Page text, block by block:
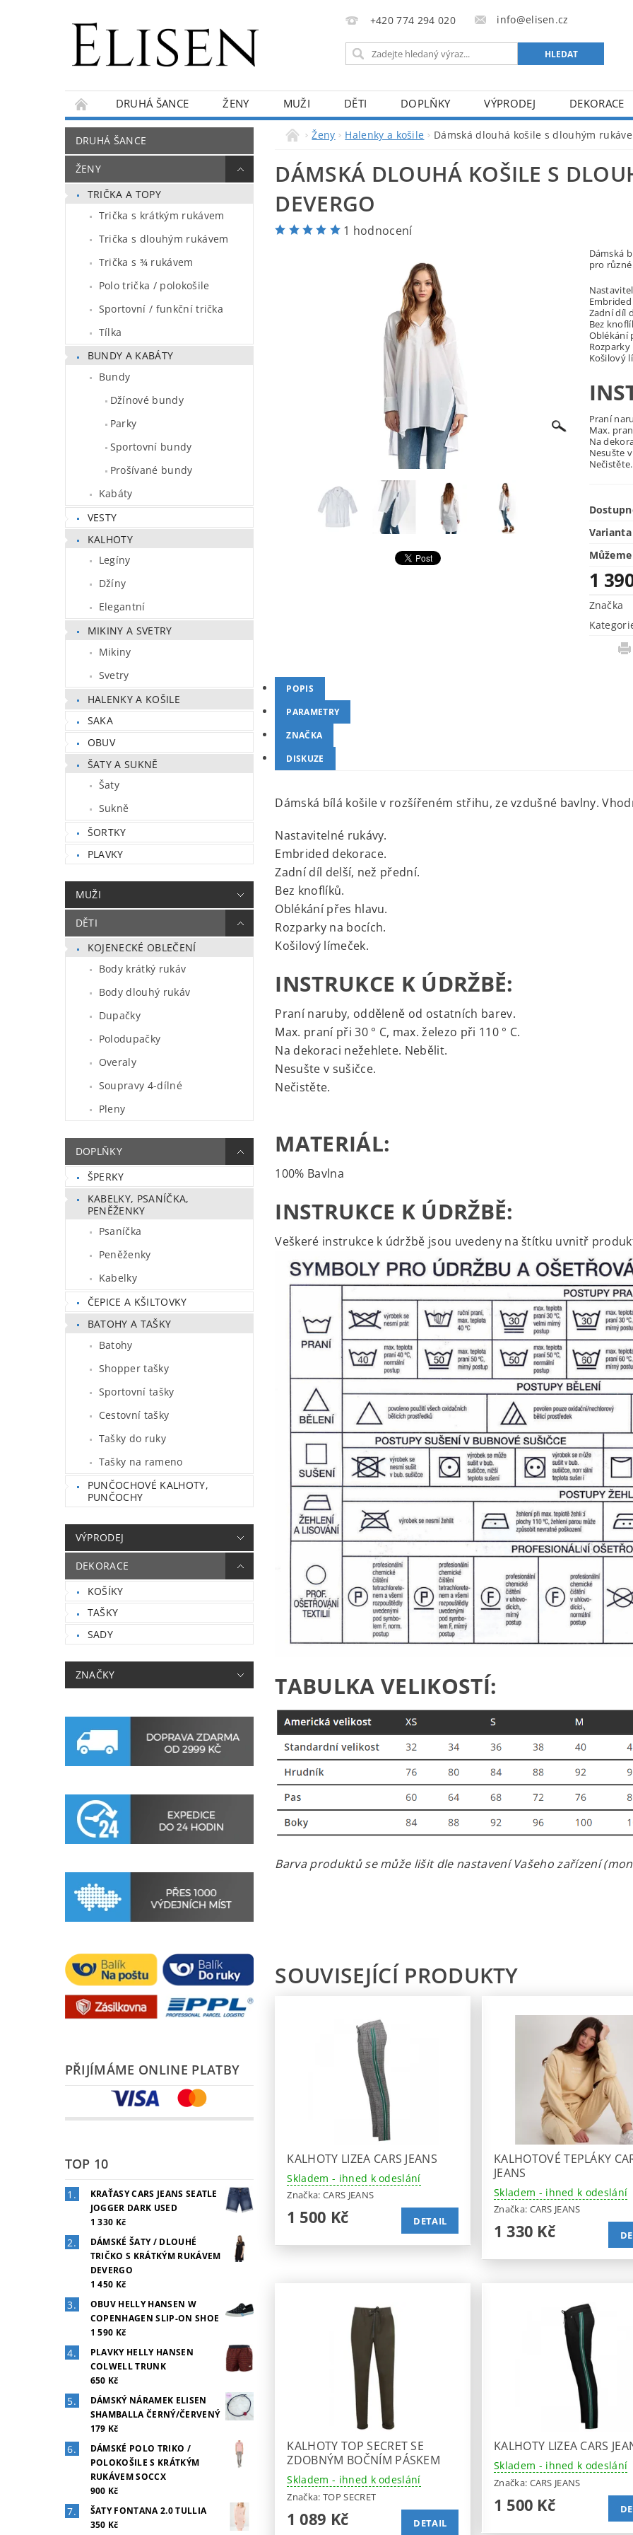
+420 774 294 020 info@elisen.cz
DRUHÁ ŠANCE ŽENY MUŽI DĚTI DOPLŇKY VÝPRODEJ
DEKORACE
KONTAKTY
O NÁS BLOG
DRUHÁ ŠANCE
ŽENY
TRIČKA A TOPY
Trička s krátkým rukávem
Trička s dlouhým rukávem
Trička s ¾ rukávem
Polo trička / polokošile
Sportovní / funkční trička
Tílka
BUNDY A KABÁTY
Bundy
Džínové bundy
Parky
Sportovní bundy
Prošívané bundy
Kabáty
VESTY
KALHOTY
Legíny
Džíny
Elegantní
MIKINY A SVETRY
Mikiny
Svetry
HALENKY A KOŠILE
SAKA
OBUV
ŠATY A SUKNĚ
Šaty
Sukně
ŠORTKY
PLAVKY
MUŽI
DĚTI
KOJENECKÉ OBLEČENÍ
Body krátký rukáv
Body dlouhý rukáv
Dupačky
Polodupačky
Overaly
Soupravy 4-dílné
Pleny
DOPLŇKY
ŠPERKY
KABELKY, PSANÍČKA,
PENĚŽENKY
Psaníčka
Peněženky
Kabelky
ČEPICE A KŠILTOVKY
BATOHY A TAŠKY
Batohy
Shopper tašky
Sportovní tašky
Cestovní tašky
Tašky do ruky
Tašky na rameno
PUNČOCHOVÉ KALHOTY,
PUNČOCHY
VÝPRODEJ
DEKORACE
KOŠÍKY
TAŠKY
SADY
ZNAČKY
PŘIJÍMÁME ONLINE PLATBY
TOP 10
KRAŤASY CARS JEANS SEATLE
JOGGER DARK USED
1 330 Kč
DÁMSKÉ ŠATY / DLOUHÉ
TRIČKO S KRÁTKÝM RUKÁVEM
DEVERGO
1 450 Kč
OBUV HELLY HANSEN W
COPENHAGEN SLIP-ON SHOE
1 590 Kč
PLAVKY HELLY HANSEN
COLWELL TRUNK
650 Kč
DÁMSKÝ NÁRAMEK ELISEN
SHAMBALLA ČERNÝ/ČERVENÝ
179 Kč
DÁMSKÉ POLO TRIKO /
POLOKOŠILE S KRÁTKÝM
RUKÁVEM SOCCX
900 Kč
ŠATY FONTANA 2.0 TULLIA
350 Kč
Ženy Halenky a košile Dámská dlouhá košile s dlouhým
DÁMSKÁ DLOUHÁ KOŠILE S
DEVERGO
1 hodnocení
Dámská
pro
Zadní díl
Bez
Oblékání
Košilový
Praní
Max.
Na
Nesušte
Nečistěte.
Varianta
1
Značka
POPIS
PARAMETRY
ZNAČKA
DISKUZE
Dámská bílá košile v rozšířeném střihu, ze vzdušné bavlny.
Nastavitelné rukávy.
Embrided dekorace.
Zadní díl delší, než přední.
Bez knoflíků.
Oblékání přes hlavu.
Rozparky na bocích.
Košilový límeček.
INSTRUKCE K ÚDRŽBĚ:
Praní naruby, odděleně od ostatních barev.
Max. praní při 30 ° C, max. železo při 110 ° C.
Na dekoraci nežehlete. Nebělit.
Nesušte v sušičce.
Nečistěte.
MATERIÁL:
100% Bavlna
INSTRUKCE K ÚDRŽBĚ:
Veškeré instrukce k údržbě jsou uvedeny na štítku uvnitř
TABULKA VELIKOSTÍ:
Barva produktů se může lišit dle nastavení Vašeho zařízení
SOUVISEJÍCÍ PRODUKTY
KALHOTY LIZEA CARS JEANS
Skladem - ihned k odeslání
Značka: CARS JEANS
1 500 Kč DETAIL
KALHOTOVÉ TEPLÁKY
JEANS
Skladem - ihned k odeslání
Značka: CARS JEANS
1 330 Kč
KALHOTY TOP SECRET SE
ZDOBNÝM BOČNÍM PÁSKEM
Skladem - ihned k odeslání
Značka: TOP SECRET
1 089 Kč DETAIL
KALHOTY LIZEA CARS
Skladem - ihned k odeslání
Značka: CARS JEANS
1 500 Kč